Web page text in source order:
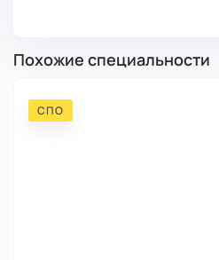
Похожие специальности
СПО